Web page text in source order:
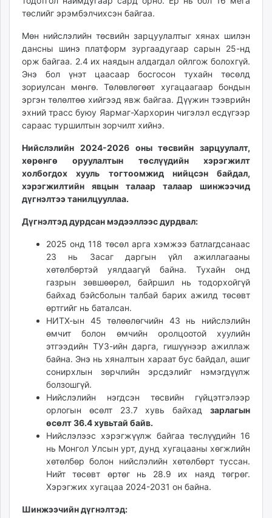
төслийг эрэмбэлчихсэн байгаа.
Мөн нийслэлийн төсвийн зарцуулалтыг хянах шилэн
дансны шинэ платформ зургаадугаар сарын 25-нд
орж байгаа. 2.4 их наядын алдагдал ойлгож болохгүй.
Энэ бол үнэт цаасаар босгосон тухайн төсөлд
зориулсан мөнгө. Төлөвлөгөөт хугацаагаар бондын
эргэн төлөлтөө хийгээд явж байгаа. Дүүжин тээврийн
эхний трасс буюу Яармаг-Хархорин чигэлэл есдүгээр
сараас туршилтын зорчилт хийнэ.
Нийслэлийн 2024-2026 оны төсвийн зарцуулалт,
хөрөнгө оруулалтын төслүүдийн хэрэгжилт
холбогдох хууль тогтоомжид нийцсэн байдал,
хэрэгжилтийн явцын талаар талаар шинжээчид
дүгнэлтээ танилцууллаа.
Дүгнэлтэд дурдсан мэдээллээс дурдвал:
2025 онд 118 төсөл арга хэмжээ батлагдсанаас
23 нь Засаг даргын үйл ажиллагааны
хөтөлбөртэй уялдаагүй байна. Тухайн онд
газрын зөвшөөрөл, байршил нь тодорхойгүй
байхад бэйсболын талбай барих ажилд төсөвт
өртгийг нь баталсан.
НИТХ-ын 45 төлөөлөгчийн 43 нь нийслэлийн
өмчит болон өмчийн оролцоотой хуулийн
этгээдийн ТУЗ-ийн дарга, гишүүнээр ажиллаж
байна. Энэ нь хяналтын хараат бус байдал, ашиг
сонирхлын зөрчлийн эрсдэлийг нэмэгдүүлж
болзошгүй.
Нийслэлийн нэгдсэн төсвийн гүйцэтгэлээр
орлогын өсөлт 23.7 хувь байхад зарлагын
өсөлт 36.4 хувьтай байв.
Нийслэлээс хэрэгжүүлж байгаа төслүүдийн 16
нь Монгол Улсын урт, дунд хугацааны хөгжлийн
хөтөлбөр болон нийслэлийн хөтөлбөрт туссан.
Нийт төсөвт өртөг нь 28.9 их наяд төгрөг.
Хэрэгжих хугацаа 2024-2031 он байна.
Шинжээчийн дүгнэлтэд: